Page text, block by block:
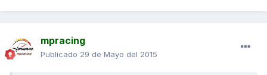
mpracing
Publicado 29 de Mayo del 2015